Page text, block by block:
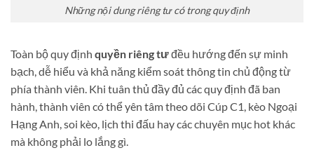
Những nội dung riêng tư có trong quy định
Toàn bộ quy định quyền riêng tưđều hướng đến sự minh
bạch, dễ hiểu và khả năng kiểm soát thông tin chủ động từ
phía thành viên. Khi tuân thủ đầy đủ các quy định đã ban
hành, thành viên có thể yên tâm theo dõi Cúp C1, kèo Ngoại
Hạng Anh, soi kèo, lịch thi đấu hay các chuyên mục hot khác
mà không phải lo lắng gì.